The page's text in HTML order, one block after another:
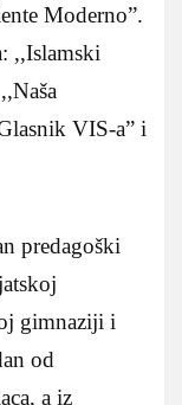
Moderno”.
,,Islamski
VIS-a” i
predagoški
gimnaziji i
od
a iz